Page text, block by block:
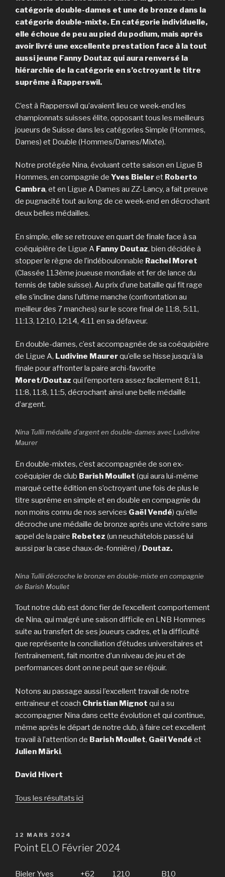
catégorie double-dames et une de bronze dans la
catégorie double-mixte. En catégorie individuelle,
elle échoue de peu au pied du podium, mais après
avoir livré une excellente prestation face à la tout
aussi jeune Fanny Doutaz qui aura renversé la
hiérarchie de la catégorie en s’octroyant le titre
suprême à Rapperswil.
C’est à Rapperswil qu’avaient lieu ce week-end les
championnats suisses élite, opposant tous les meilleurs
joueurs de Suisse dans les catégories Simple (Hommes,
Dames) et Double (Hommes/Dames/Mixte).
Notre protégée Nina, évoluant cette saison en Ligue B
Hommes, en compagnie de Yves Bieleret Roberto
Cambra, et en Ligue A Dames au ZZ-Lancy, a fait preuve
de pugnacité tout au long de ce week-end en décrochant
deux belles médailles.
En simple, elle se retrouve en quart de finale face à sa
coéquipière de Ligue A Fanny Doutaz, bien décidée à
stopper le règne de l’indéboulonnable Rachel Moret
(Classée 113ème joueuse mondiale et fer de lance du
tennis de table suisse). Au prix d’une bataille qui fit rage
elle s’incline dans l’ultime manche (confrontation au
meilleur des 7 manches) sur le score final de 11:8, 5:11,
11:13, 12:10, 12:14, 4:11 en sa défaveur.
En double-dames, c’est accompagnée de sa coéquipière
de Ligue A, Ludivine Maurerqu’elle se hisse jusqu’à la
finale pour affronter la paire archi-favorite
Moret/Doutaz qui l’emportera assez facilement 8:11,
11:8, 11:8, 11:5, décrochant ainsi une belle médaille
d’argent.
Nina Tullii médaille d’argent en double-dames avec Ludivine
Maurer
En double-mixtes, c’est accompagnée de son ex-
coéquipier de club Barish Moullet (qui aura lui-même
marqué cette édition en s’octroyant une fois de plus le
titre suprême en simple et en double en compagnie du
non moins connu de nos services Gaël Vendé) qu’elle
décroche une médaille de bronze après une victoire sans
appel de la paire Rebetez (un neuchâtelois passé lui
aussi par la case chaux-de-fonnière) / Doutaz.
Nina Tullii décroche le bronze en double-mixte en compagnie
de Barish Moullet
Tout notre club est donc fier de l’excellent comportement
de Nina, qui malgré une saison difficile en LNB Hommes
suite au transfert de ses joueurs cadres, et la difficulté
que représente la conciliation d’études universitaires et
l’entraînement, fait montre d’un niveau de jeu et de
performances dont on ne peut que se réjouir.
Notons au passage aussi l’excellent travail de notre
entraîneur et coach Christian Mignot qui a su
accompagner Nina dans cette évolution et qui continue,
même après le départ de notre club, à faire cet excellent
travail à l’attention de Barish Moullet, Gaël Vendé et
Julien Märki.
David Hivert
Tous les résultats ici
PUBLIÉ
LE
12 MARS 2024
Point ELO Février 2024
Bieler Yves +62 1210 B10